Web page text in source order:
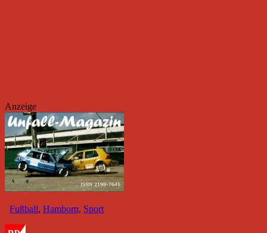
Anzeige
Fußball, Hamborn, Sport